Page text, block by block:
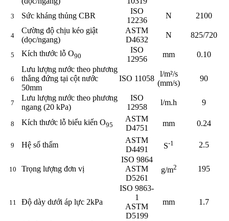
3 Sức kháng thủng CBR
ISO
12236
N 2100
4
Cường độ chịu kéo giật
(dọc/ngang)
ASTM
D4632
N 825/720
5 Kích thước lỗ O90
ISO
12956
mm 0.10
6
Lưu lượng nước theo phương
thẳng đứng tại cột nước
50mm
ISO 11058
l/m²/s
(mm/s)
90
7
Lưu lượng nước theo phương
ngang (20 kPa)
ISO
12958
l/m.h 9
8 Kích thước lỗ biểu kiến O95
ASTM
D4751
mm 0.24
9 Hệ số thấm
ASTM
D4491
S-1 2.5
10 Trọng lượng đơn vị
ISO 9864
ASTM
D5261
g/m2 195
11 Độ dày dưới áp lực 2kPa
ISO 9863-
1
ASTM
D5199
mm 1.7